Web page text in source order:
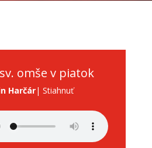
omše v piatok
Harčár| Stiahnuť